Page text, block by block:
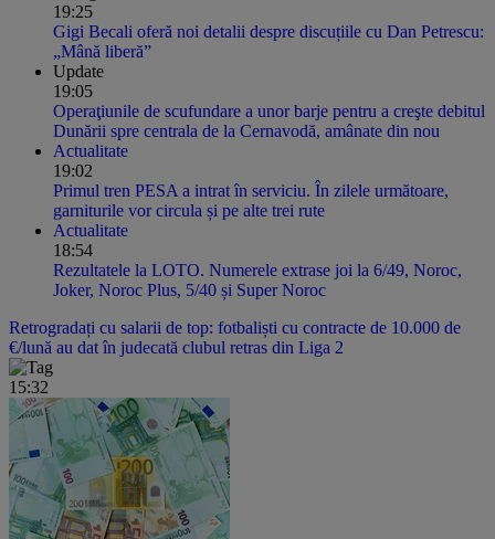
19:25
Gigi Becali oferă noi detalii despre discuțiile cu Dan Petrescu:
„Mână liberă”
Update
19:05
Operaţiunile de scufundare a unor barje pentru a creşte debitul
Dunării spre centrala de la Cernavodă, amânate din nou
Actualitate
19:02
Primul tren PESA a intrat în serviciu. În zilele următoare,
garniturile vor circula și pe alte trei rute
Actualitate
18:54
Rezultatele la LOTO. Numerele extrase joi la 6/49, Noroc,
Joker, Noroc Plus, 5/40 și Super Noroc
Retrogradați cu salarii de top: fotbaliști cu contracte de 10.000 de
€/lună au dat în judecată clubul retras din Liga 2
15:32